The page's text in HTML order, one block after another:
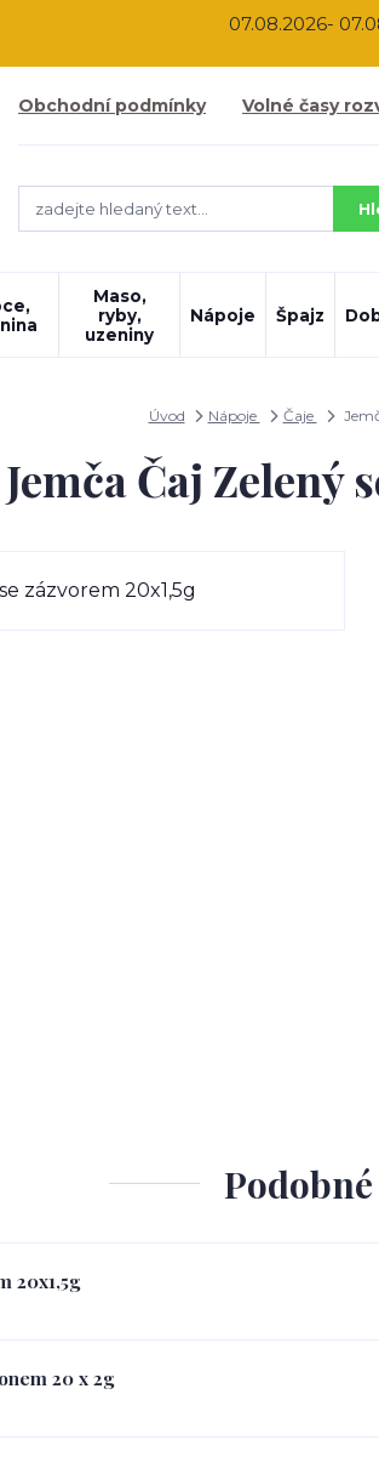
07.08.2026-
Obchodní podmínky Volné časy
Maso,
ryby,
uzeniny
Nápoje Špajz
Úvod Nápoje Čaje
Jemča Čaj Zelený
20x1,5g
20 x 2g